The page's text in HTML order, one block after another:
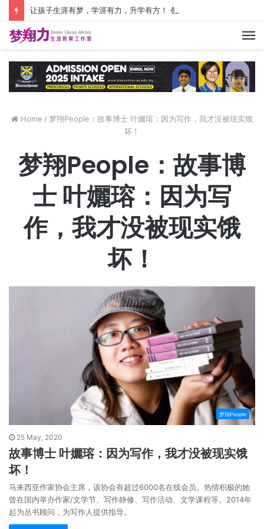
Home / 梦翔People：故事博士 叶孋瑢：因为写作，我才没被现实饿
坏！
梦翔People：故事博
士 叶孋瑢：因为写
作，我才没被现实饿
坏！
梦翔People
25 May, 2020
故事博士 叶孋瑢：因为写作，我才没被现实饿
坏！
马来西亚作家协会主席，该协会有超过6000名在线会员。热情积极的她
曾在国内举办作家/文学节、写作静修、写作活动、文学课程等。2014年
起为丛书顾问，为写作人提供指导。